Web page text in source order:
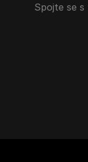
Spojte se